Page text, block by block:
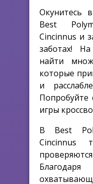
Окунитесь
Best
Cincinnus и
заботах!
найти
которые
и
Попробуйте
игры
В Best
Cincinnus